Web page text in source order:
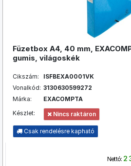
Füzetbox A4, 40 mm,
gumis, világoskék
Cikszám:
ISFBEXA0001VK
Vonalkód: 3130630599272
Márka:
EXACOMPTA
Készlet:
Nincs raktáron
Csak rendelésre kapható
Nettó: 2